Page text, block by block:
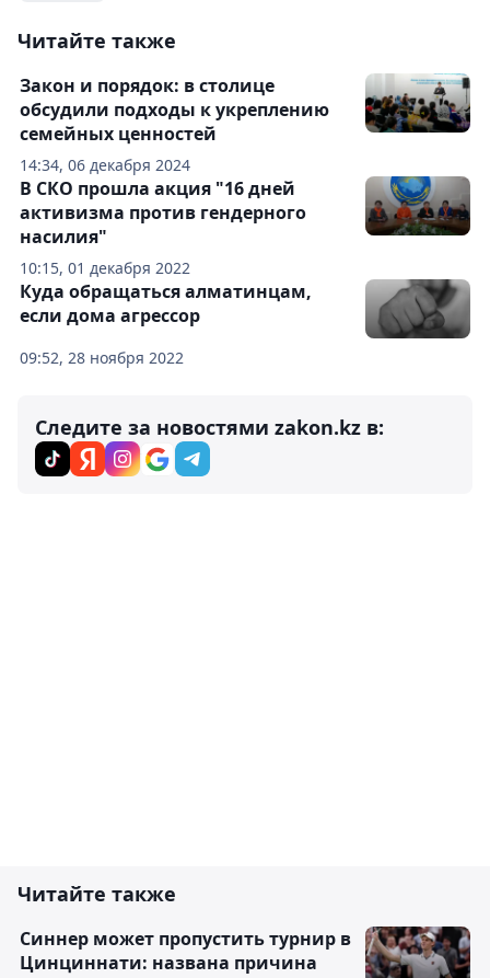
Читайте также
14:34, 06 декабря 2024
Закон и порядок: в столице
обсудили подходы к укреплению
семейных ценностей
10:15, 01 декабря 2022
В СКО прошла акция "16 дней
активизма против гендерного
насилия"
09:52, 28 ноября 2022
Куда обращаться алматинцам,
если дома агрессор
Следите за новостями zakon.kz в:
Читайте также
Синнер может пропустить турнир в
Цинциннати: названа причина